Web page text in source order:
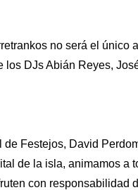
no será el
DJs Abián Reyes,
Festejos, David
de la isla, animamos a
con responsabilidad